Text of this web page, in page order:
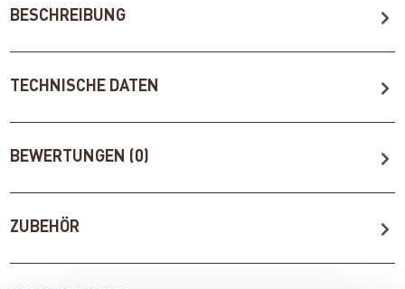
BESCHREIBUNG
TECHNISCHE DATEN
BEWERTUNGEN (0)
ZUBEHÖR